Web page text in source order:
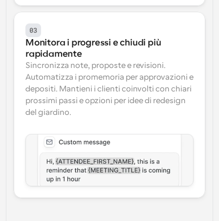
03
Monitora i progressi e chiudi più
rapidamente
Sincronizza note, proposte e revisioni.
Automatizza i promemoria per approvazioni e
depositi. Mantieni i clienti coinvolti con chiari
prossimi passi e opzioni per idee di redesign
del giardino.